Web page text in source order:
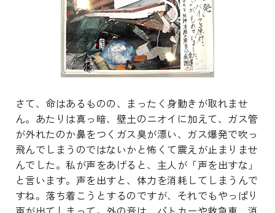
さて、命はあるものの、まったく身動きが取れませ
ん。あたりは真っ暗、壁土のニオイに加えて、ガス管
が外れたのか鼻をつくガス臭が漂い、ガス爆発で吹っ
飛んでしまうのではないかと怖くて震えが止まりませ
んでした。私が声をあげると、主人が「声を出すな」
と言います。声を出すと、体力を消耗してしまうんで
すね。落ち着こうとするのですが、それでもやっぱり